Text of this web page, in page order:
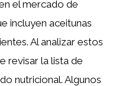
el mercado de
incluyen aceitunas
Al analizar estos
revisar la lista de
nutricional. Algunos